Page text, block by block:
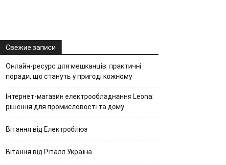
Свежие записи
Онлайн-ресурс для мешканців: практичні
поради, що стануть у пригоді кожному
Інтернет-магазин електрообладнання Leona:
рішення для промисловості та дому
Вітання від Електроблюз
Вітання від Ріталл Україна